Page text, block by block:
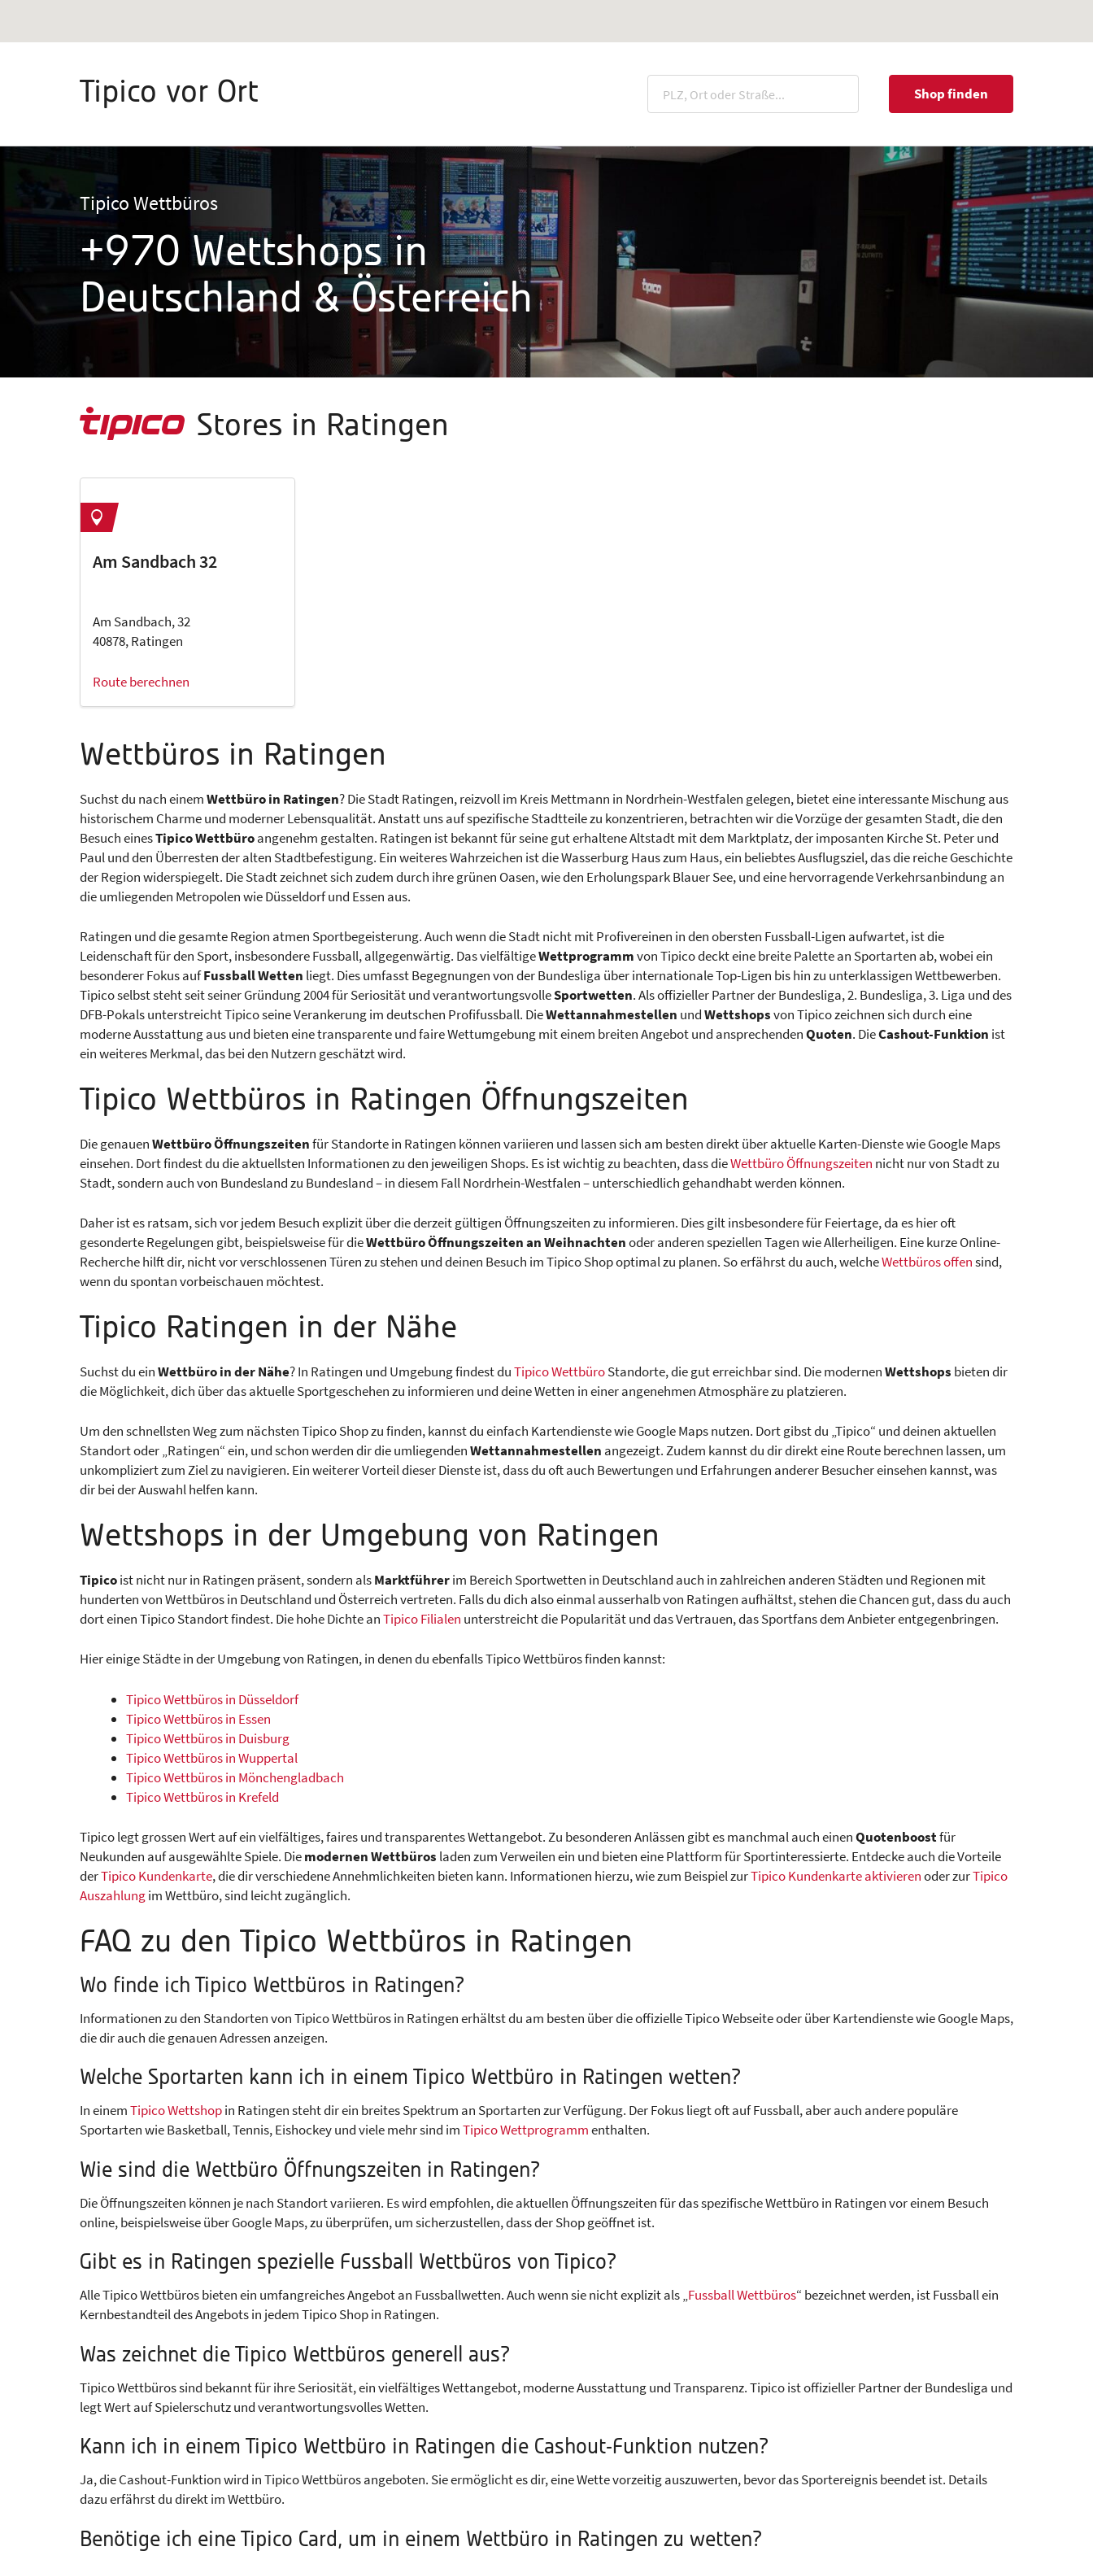
Tipico vor Ort Shop finden
Tipico Wettbüros
+970 Wettshops in
Deutschland & Österreich
Stores in Ratingen
Am Sandbach 32
Am Sandbach, 32
40878, Ratingen
Route berechnen
Wettbüros in Ratingen
Suchst du nach einemWettbüro in Ratingen? Die Stadt Ratingen, reizvoll im Kreis Mettmann in Nordrhein-Westfalen gelegen, bietet eine interessante Mischung aus
historischem Charme und moderner Lebensqualität. Anstatt uns auf spezifische Stadtteile zu konzentrieren, betrachten wir die Vorzüge der gesamten Stadt, die den
Besuch einesTipico Wettbüroangenehm gestalten. Ratingen ist bekannt für seine gut erhaltene Altstadt mit dem Marktplatz, der imposanten Kirche St. Peter und
Paul und den Überresten der alten Stadtbefestigung. Ein weiteres Wahrzeichen ist die Wasserburg Haus zum Haus, ein beliebtes Ausflugsziel, das die reiche Geschichte
der Region widerspiegelt. Die Stadt zeichnet sich zudem durch ihre grünen Oasen, wie den Erholungspark Blauer See, und eine hervorragende Verkehrsanbindung an
die umliegenden Metropolen wie Düsseldorf und Essen aus.
Ratingen und die gesamte Region atmen Sportbegeisterung. Auch wenn die Stadt nicht mit Profivereinen in den obersten Fussball-Ligen aufwartet, ist die
Leidenschaft für den Sport, insbesondere Fussball, allgegenwärtig. Das vielfältigeWettprogrammvon Tipico deckt eine breite Palette an Sportarten ab, wobei ein
besonderer Fokus aufFussball Wetten liegt. Dies umfasst Begegnungen von der Bundesliga über internationale Top-Ligen bis hin zu unterklassigen Wettbewerben.
Tipico selbst steht seit seiner Gründung 2004 für Seriosität und verantwortungsvolleSportwetten. Als offizieller Partner der Bundesliga, 2. Bundesliga, 3. Liga und des
DFB-Pokals unterstreicht Tipico seine Verankerung im deutschen Profifussball. DieWettannahmestellen undWettshopsvon Tipico zeichnen sich durch eine
moderne Ausstattung aus und bieten eine transparente und faire Wettumgebung mit einem breiten Angebot und ansprechendenQuoten. DieCashout-Funktion ist
ein weiteres Merkmal, das bei den Nutzern geschätzt wird.
Tipico Wettbüros in Ratingen Öffnungszeiten
Die genauenWettbüro Öffnungszeitenfür Standorte in Ratingen können variieren und lassen sich am besten direkt über aktuelle Karten-Dienste wie Google Maps
einsehen. Dort findest du die aktuellsten Informationen zu den jeweiligen Shops. Es ist wichtig zu beachten, dass dieWettbüro Öffnungszeiten nicht nur von Stadt zu
Stadt, sondern auch von Bundesland zu Bundesland – in diesem Fall Nordrhein-Westfalen – unterschiedlich gehandhabt werden können.
Daher ist es ratsam, sich vor jedem Besuch explizit über die derzeit gültigen Öffnungszeiten zu informieren. Dies gilt insbesondere für Feiertage, da es hier oft
gesonderte Regelungen gibt, beispielsweise für dieWettbüro Öffnungszeiten an Weihnachtenoder anderen speziellen Tagen wie Allerheiligen. Eine kurze Online-
Recherche hilft dir, nicht vor verschlossenen Türen zu stehen und deinen Besuch im Tipico Shop optimal zu planen. So erfährst du auch, welcheWettbüros offensind,
wenn du spontan vorbeischauen möchtest.
Tipico Ratingen in der Nähe
Suchst du einWettbüro in der Nähe? In Ratingen und Umgebung findest duTipico WettbüroStandorte, die gut erreichbar sind. Die modernenWettshops bieten dir
die Möglichkeit, dich über das aktuelle Sportgeschehen zu informieren und deine Wetten in einer angenehmen Atmosphäre zu platzieren.
Um den schnellsten Weg zum nächsten Tipico Shop zu finden, kannst du einfach Kartendienste wie Google Maps nutzen. Dort gibst du „Tipico“ und deinen aktuellen
Standort oder „Ratingen“ ein, und schon werden dir die umliegendenWettannahmestellen angezeigt. Zudem kannst du dir direkt eine Route berechnen lassen, um
unkompliziert zum Ziel zu navigieren. Ein weiterer Vorteil dieser Dienste ist, dass du oft auch Bewertungen und Erfahrungen anderer Besucher einsehen kannst, was
dir bei der Auswahl helfen kann.
Wettshops in der Umgebung von Ratingen
Tipicoist nicht nur in Ratingen präsent, sondern alsMarktführerim Bereich Sportwetten in Deutschland auch in zahlreichen anderen Städten und Regionen mit
hunderten von Wettbüros in Deutschland und Österreich vertreten. Falls du dich also einmal ausserhalb von Ratingen aufhältst, stehen die Chancen gut, dass du auch
dort einen Tipico Standort findest. Die hohe Dichte anTipico Filialen unterstreicht die Popularität und das Vertrauen, das Sportfans dem Anbieter entgegenbringen.
Hier einige Städte in der Umgebung von Ratingen, in denen du ebenfalls Tipico Wettbüros finden kannst:
Tipico Wettbüros in Düsseldorf
Tipico Wettbüros in Essen
Tipico Wettbüros in Duisburg
Tipico Wettbüros in Wuppertal
Tipico Wettbüros in Mönchengladbach
Tipico Wettbüros in Krefeld
Tipico legt grossen Wert auf ein vielfältiges, faires und transparentes Wettangebot. Zu besonderen Anlässen gibt es manchmal auch einenQuotenboostfür
Neukunden auf ausgewählte Spiele. Diemodernen Wettbüros laden zum Verweilen ein und bieten eine Plattform für Sportinteressierte. Entdecke auch die Vorteile
derTipico Kundenkarte, die dir verschiedene Annehmlichkeiten bieten kann. Informationen hierzu, wie zum Beispiel zurTipico Kundenkarte aktivierenoder zurTipico
Auszahlungim Wettbüro, sind leicht zugänglich.
FAQ zu den Tipico Wettbüros in Ratingen
Wo finde ich Tipico Wettbüros in Ratingen?
Informationen zu den Standorten von Tipico Wettbüros in Ratingen erhältst du am besten über die offizielle Tipico Webseite oder über Kartendienste wie Google Maps,
die dir auch die genauen Adressen anzeigen.
Welche Sportarten kann ich in einem Tipico Wettbüro in Ratingen wetten?
In einemTipico Wettshopin Ratingen steht dir ein breites Spektrum an Sportarten zur Verfügung. Der Fokus liegt oft auf Fussball, aber auch andere populäre
Sportarten wie Basketball, Tennis, Eishockey und viele mehr sind imTipico Wettprogrammenthalten.
Wie sind die Wettbüro Öffnungszeiten in Ratingen?
Die Öffnungszeiten können je nach Standort variieren. Es wird empfohlen, die aktuellen Öffnungszeiten für das spezifische Wettbüro in Ratingen vor einem Besuch
online, beispielsweise über Google Maps, zu überprüfen, um sicherzustellen, dass der Shop geöffnet ist.
Gibt es in Ratingen spezielle Fussball Wettbüros von Tipico?
Alle Tipico Wettbüros bieten ein umfangreiches Angebot an Fussballwetten. Auch wenn sie nicht explizit als „Fussball Wettbüros“ bezeichnet werden, ist Fussball ein
Kernbestandteil des Angebots in jedem Tipico Shop in Ratingen.
Was zeichnet die Tipico Wettbüros generell aus?
Tipico Wettbüros sind bekannt für ihre Seriosität, ein vielfältiges Wettangebot, moderne Ausstattung und Transparenz. Tipico ist offizieller Partner der Bundesliga und
legt Wert auf Spielerschutz und verantwortungsvolles Wetten.
Kann ich in einem Tipico Wettbüro in Ratingen die Cashout-Funktion nutzen?
Ja, die Cashout-Funktion wird in Tipico Wettbüros angeboten. Sie ermöglicht es dir, eine Wette vorzeitig auszuwerten, bevor das Sportereignis beendet ist. Details
dazu erfährst du direkt im Wettbüro.
Benötige ich eine Tipico Card, um in einem Wettbüro in Ratingen zu wetten?